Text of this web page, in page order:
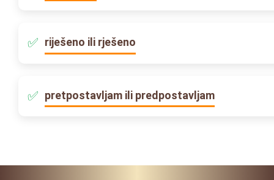
riješeno ili rješeno
pretpostavljam ili predpostavljam